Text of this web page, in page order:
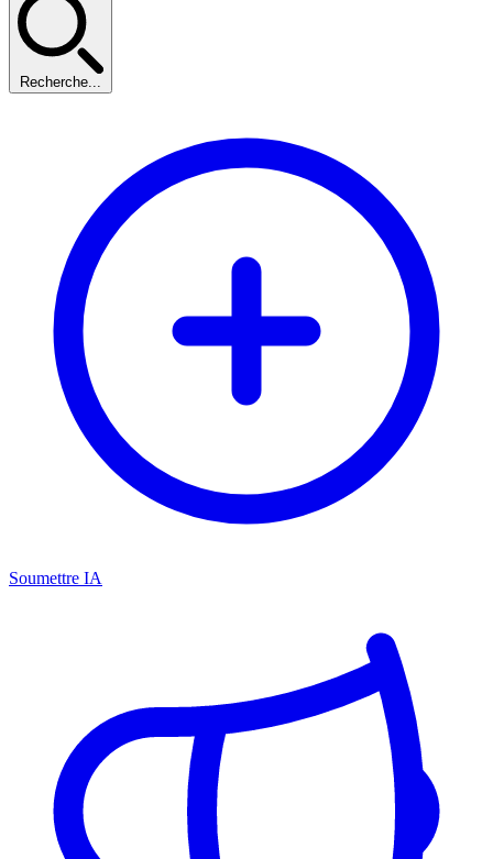
Recherche...
Soumettre IA